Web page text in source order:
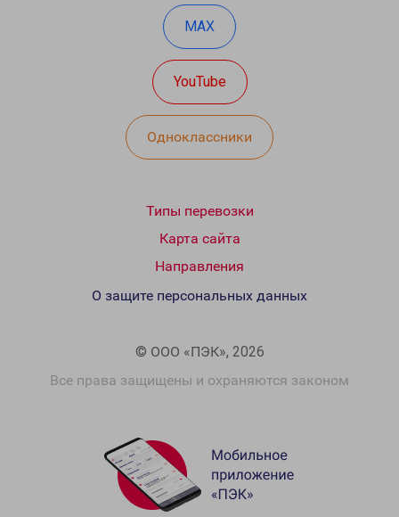
MAX
YouTube
Одноклассники
Типы перевозки
Карта сайта
Направления
© ООО «ПЭК», 2026
Все права защищены и охраняются законом
О защите персональных данных